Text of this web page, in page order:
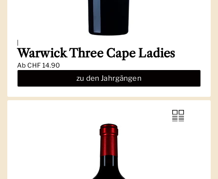
Warwick Three Cape Ladies
AbCHF 14.90
zu den Jahrgängen